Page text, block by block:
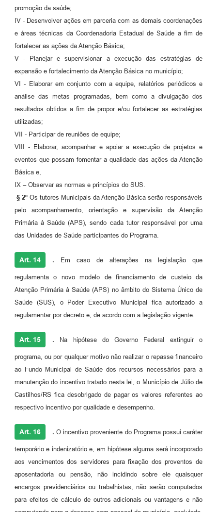
promoção da saúde;
IV - Desenvolver ações em parceria com as demais coordenações
e áreas técnicas da Coordenadoria Estadual de Saúde a fim de
fortalecer as ações da Atenção Básica;
V - Planejar e supervisionar a execução das estratégias de
expansão e fortalecimento da Atenção Básica no município;
VI - Elaborar em conjunto com a equipe, relatórios periódicos e
análise das metas programadas, bem como a divulgação dos
resultados obtidos a fim de propor e/ou fortalecer as estratégias
utilizadas;
VII - Participar de reuniões de equipe;
VIII - Elaborar, acompanhar e apoiar a execução de projetos e
eventos que possam fomentar a qualidade das ações da Atenção
Básica e,
IX – Observar as normas e princípios do SUS.
§ 2º Os tutores Municipais da Atenção Básica serão responsáveis
pelo acompanhamento, orientação e supervisão da Atenção
Primária à Saúde (APS), sendo cada tutor responsável por uma
das Unidades de Saúde participantes do Programa.
Art. 14 . Em caso de alterações na legislação que
regulamenta o novo modelo de financiamento de custeio da
Atenção Primária à Saúde (APS) no âmbito do Sistema Único de
Saúde (SUS), o Poder Executivo Municipal fica autorizado a
regulamentar por decreto e, de acordo com a legislação vigente.
Art. 15 . Na hipótese do Governo Federal extinguir o
programa, ou por qualquer motivo não realizar o repasse financeiro
ao Fundo Municipal de Saúde dos recursos necessários para a
manutenção do incentivo tratado nesta lei, o Município de Júlio de
Castilhos/RS fica desobrigado de pagar os valores referentes ao
respectivo incentivo por qualidade e desempenho.
Art. 16 .O incentivo proveniente do Programa possui caráter
temporário e indenizatório e, em hipótese alguma será incorporado
aos vencimentos dos servidores para fixação dos proventos de
aposentadoria ou pensão, não incidindo sobre ele quaisquer
encargos previdenciários ou trabalhistas, não serão computados
para efeitos de cálculo de outros adicionais ou vantagens e não